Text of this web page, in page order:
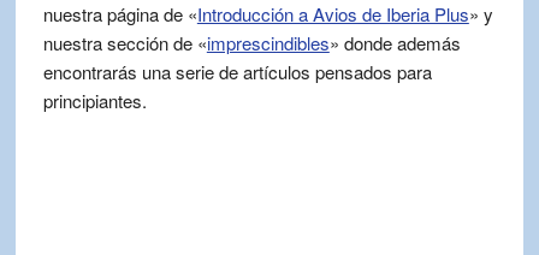
nuestra página de «Introducción a Avios de Iberia Plus» y
nuestra sección de «imprescindibles» donde además
encontrarás una serie de artículos pensados para
principiantes.